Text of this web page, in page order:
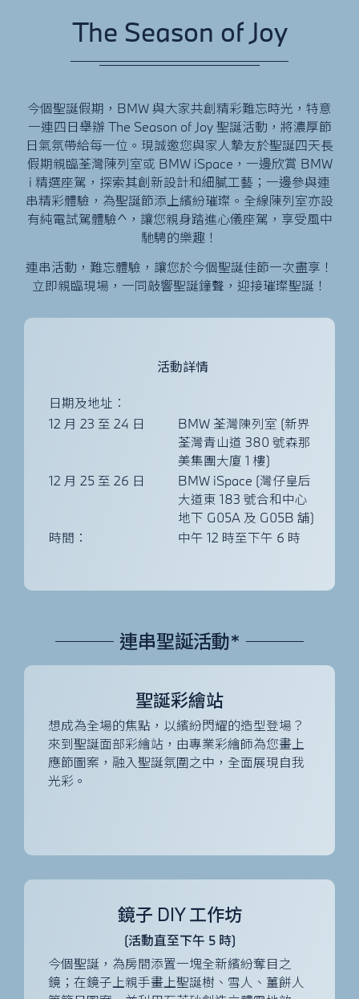
The Season of Joy
今個聖誕假期，BMW 與大家共創精彩難忘時光，特意
一連四日舉辦 The Season of Joy 聖誕活動，將濃厚節
日氣氛帶給每一位。現誠邀您與家人摯友於聖誕四天長
假期親臨荃灣陳列室或 BMW iSpace，一邊欣賞 BMW
i 精選座駕，探索其創新設計和細膩工藝；一邊參與連
串精彩體驗，為聖誕節添上繽紛璀璨。全線陳列室亦設
有純電試駕體驗^，讓您親身踏進心儀座駕，享受風中
馳騁的樂趣！
連串活動，難忘體驗，讓您於今個聖誕佳節一次盡享！
立即親臨現場，一同敲響聖誕鐘聲，迎接璀璨聖誕！
活動詳情
日期及地址：
12 月 23 至 24 日
BMW 荃灣陳列室 (新界
荃灣青山道 380 號森那
美集團大廈 1 樓)
12 月 25 至 26 日
BMW iSpace (灣仔皇后
大道東 183 號合和中心
地下 G05A 及 G05B 舖)
時間：
中午 12 時至下午 6 時
連串聖誕活動*
聖誕彩繪站
想成為全場的焦點，以繽紛閃耀的造型登場？
來到聖誕面部彩繪站，由專業彩繪師為您畫上
應節圖案，融入聖誕氛圍之中，全面展現自我
光彩。
鏡子 DIY 工作坊
(活動直至下午 5 時)
今個聖誕，為房間添置一塊全新繽紛奪目之
鏡；在鏡子上親手畫上聖誕樹、雪人、薑餅人